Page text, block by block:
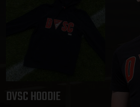
DVSC HOODIE